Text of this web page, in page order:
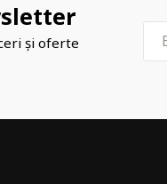
și oferte